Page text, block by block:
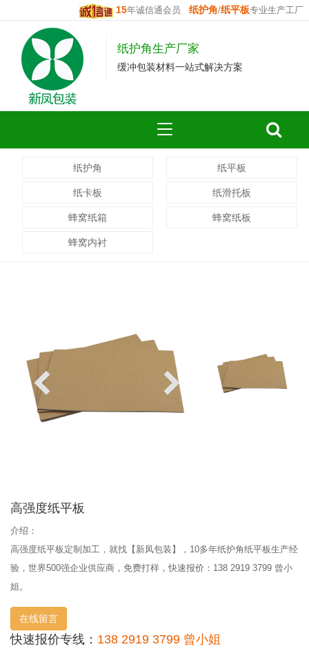
15年诚信通会员 纸护角/纸平板专业生产工厂
纸护角生产厂家
缓冲包装材料一站式解决方案
纸护角 纸平板
纸卡板 纸滑托板
蜂窝纸箱 蜂窝纸板
蜂窝内衬
高强度纸平板
介绍：
高强度纸平板定制加工，就找【新凤包装】，10多年纸护角纸平板生产经
验，世界500强企业供应商，免费打样，快速报价：138 2919 3799 曾小
姐。
在线留言
快速报价专线： 138 2919 3799 曾小姐